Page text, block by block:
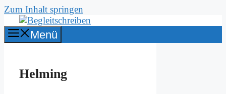
Zum Inhalt springen
Menü
Helming